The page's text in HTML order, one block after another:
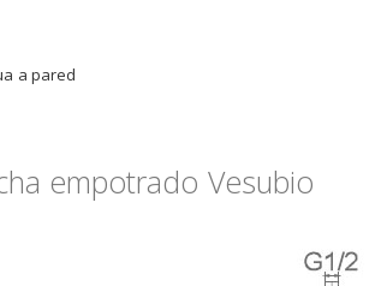
a pared
empotrado Vesubio